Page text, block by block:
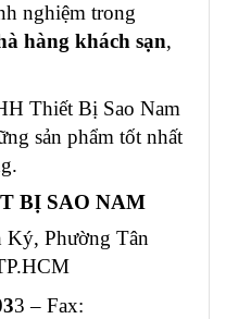
nghiệm trong
hàng khách sạn,
Thiết Bị Sao Nam
sản phẩm tốt nhất
BỊ SAO NAM
Phường Tân
3 – Fax: